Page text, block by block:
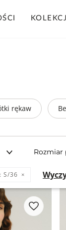
rękaw
Rozmiar
S/36